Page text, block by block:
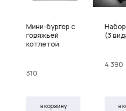
Мини-бургер с
говяжьей
котлетой
310
в корзину
(3
4 390
в